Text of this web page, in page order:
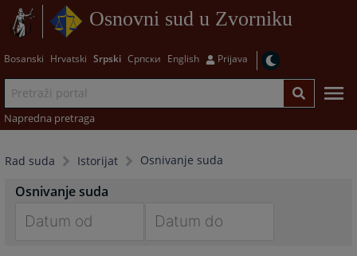
Osnovni sud u Zvorniku
Bosanski Hrvatski Srpski Српски English Prijava
Napredna pretraga
Rad suda Istorijat Osnivanje suda
Osnivanje suda